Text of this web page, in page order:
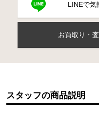
LINEで気
お買取り・
スタッフの商品説明